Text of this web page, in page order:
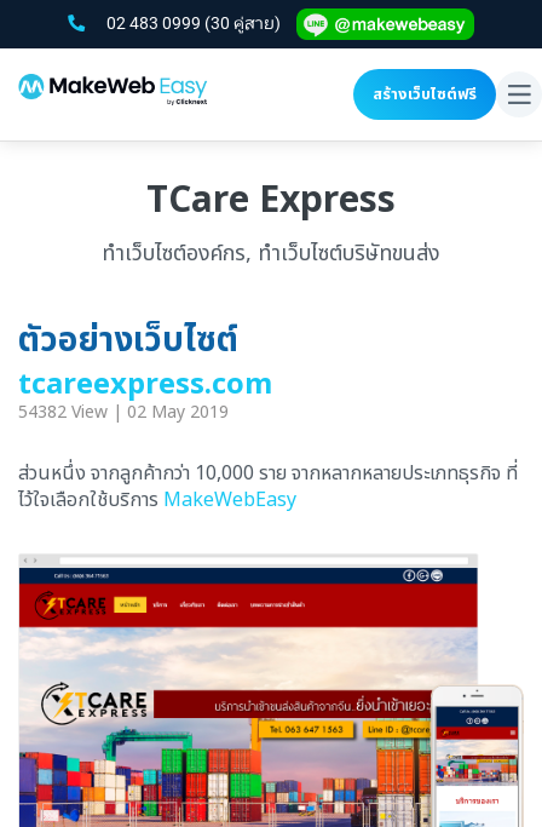
02 483 0999 (30 คู่สาย)
สร้างเว็บไซต์ฟรี
TCare Express
ทำเว็บไซต์องค์กร, ทำเว็บไซต์บริษัทขนส่ง
ตัวอย่างเว็บไซต์
tcareexpress.com
54382 View | 02 May 2019
ส่วนหนึ่ง จากลูกค้ากว่า 10,000 ราย จากหลากหลายประเภทธุรกิจ ที่
ไว้ใจเลือกใช้บริการ MakeWebEasy